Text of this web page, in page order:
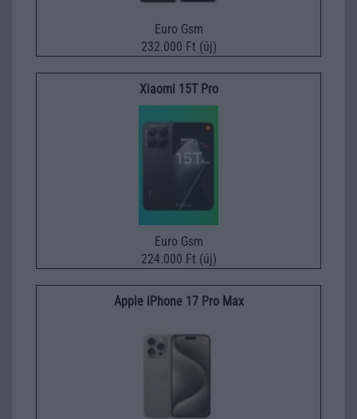
Euro Gsm
232.000 Ft (új)
Xiaomi 15T Pro
Euro Gsm
224.000 Ft (új)
Apple iPhone 17 Pro Max